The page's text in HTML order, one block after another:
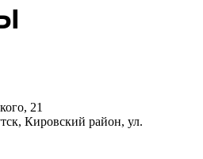
21
Кировский район, ул.